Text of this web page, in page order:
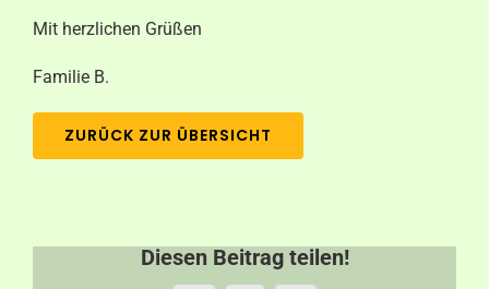
Mit herzlichen Grüßen
Familie B.
ZURÜCK ZUR ÜBERSICHT
Diesen Beitrag teilen!